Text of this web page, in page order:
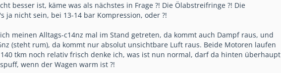
besser ist, käme was als nächstes in Frage ?! Die Ölabstreifringe ?! Die
ja nicht sein, bei 13-14 bar Kompression, oder ?!
meinen Alltags-c14nz mal im Stand getreten, da kommt auch Dampf raus, und
(steht rum), da kommt nur absolut unsichtbare Luft raus. Beide Motoren laufen
tkm noch relativ frisch denke ich, was ist nun normal, darf da hinten überhaupt
wenn der Wagen warm ist ?!